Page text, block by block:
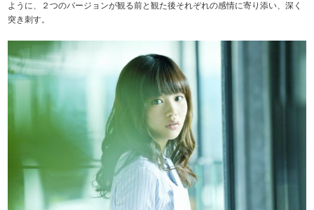
ように、２つのバージョンが観る前と観た後それぞれの感情に寄り添い、深く
突き刺す。